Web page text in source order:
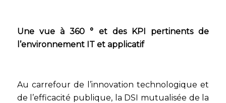
Une vue à 360 ° et des KPI pertinents de
l’environnement IT et applicatif
Au carrefour de l’innovation technologique et
de l’efficacité publique, la DSI mutualisée de la